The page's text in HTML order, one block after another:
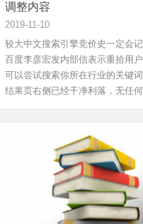
调整内容
2019-11-10
较大中文搜索引擎竞价史一定会记
百度李彦宏发内部信表示重拾用
可以尝试搜索你所在行业的关键
结果页右侧已经干净利落，无任